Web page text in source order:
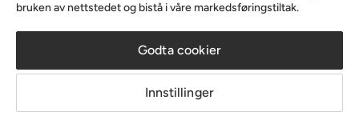
Copyright © 2026 Home Furnishing Nordic AB
bruken av nettstedet og bistå i våre markedsføringstiltak.
Godta cookier
Innstillinger